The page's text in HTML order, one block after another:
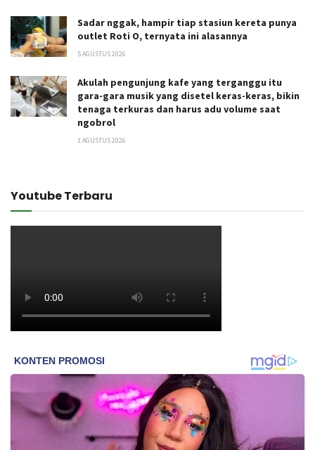
Sadar nggak, hampir tiap stasiun kereta punya
outlet Roti O, ternyata ini alasannya
5 AGUSTUS 2026
Akulah pengunjung kafe yang terganggu itu
gara-gara musik yang disetel keras-keras, bikin
tenaga terkuras dan harus adu volume saat
ngobrol
1 AGUSTUS 2026
Youtube Terbaru